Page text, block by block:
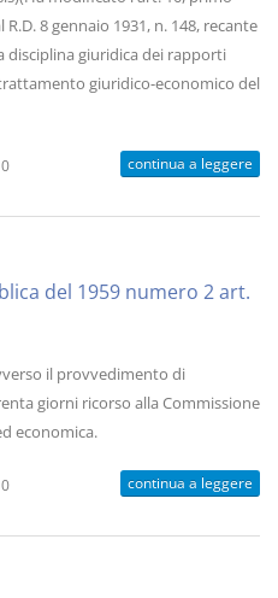
8 gennaio 1931, n. 148, recante
disciplina giuridica dei rapporti
giuridico-economico del
continua a leggere
del 1959 numero 2 art.
il provvedimento di
giorni ricorso alla Commissione
economica.
continua a leggere